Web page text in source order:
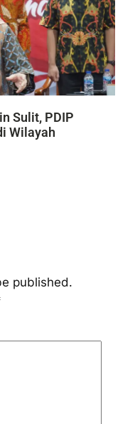
Sulit, PDIP
Wilayah
published.